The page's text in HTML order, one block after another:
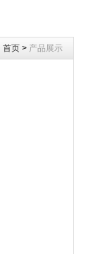
首页 > 产品展示